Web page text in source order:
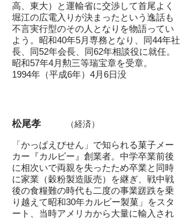
高、東大）と運輸省に交渉して首尾よく
堀江の広電入りが決まったという逸話も
不言実行型のその人となりを物語ってい
よう。昭和40年5月専務となり、同44年社
長、同52年会長、同62年相談役に就任。
昭和57年4月勲三等瑞宝章を受章。
1994年（平成6年）4月6日没
松尾孝 （経済）
「かっぱえびせん」で知られる菓子メー
カー 『カルビー』創業者。中学卒業前後
に相次いで両親を失ったため卒業と同時
に家業（穀粉製造販売）を継ぎ、戦中戦
後の食糧難の時代も二度の事業蹉跌を乗
り越えて昭和30年カルビー製菓」をスタ
ート、当時アメリカから大量に輸入され